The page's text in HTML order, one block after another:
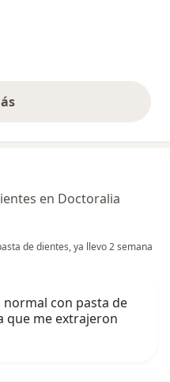
anteriores
en Doctoralia
de dientes, ya llevo 2 semana
normal con pasta de
que me extrajeron